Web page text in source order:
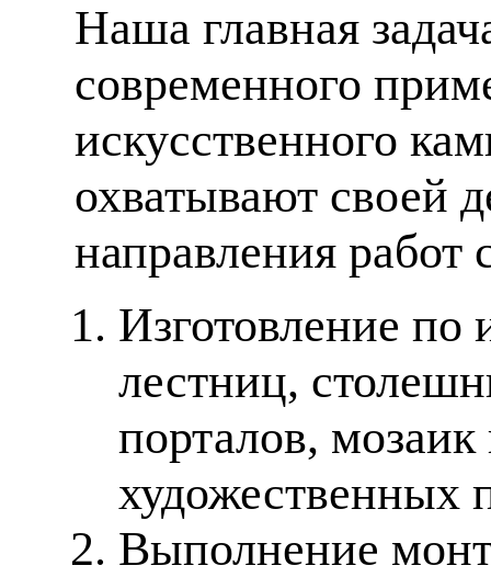
Наша главная
современного
искусственного
охватывают своей
направления работ
Изготовление по
лестниц,
порталов,
художественных
Выполнение